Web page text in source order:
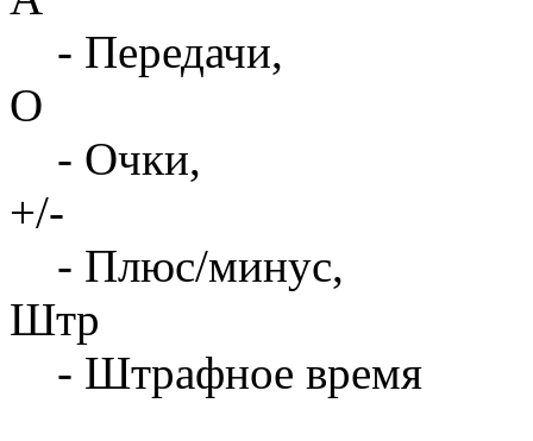
- Передачи,
О
- Очки,
+/-
- Плюс/минус,
Штр
- Штрафное время